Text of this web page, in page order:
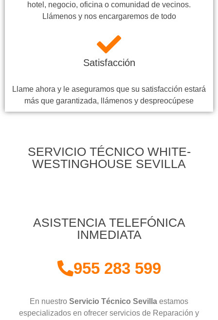
hotel, negocio, oficina o comunidad de vecinos.
Llámenos y nos encargaremos de todo
Satisfacción
Llame ahora y le aseguramos que su satisfacción estará
más que garantizada, llámenos y despreocúpese
SERVICIO TÉCNICO WHITE-
WESTINGHOUSE SEVILLA
ASISTENCIA TELEFÓNICA
INMEDIATA
955 283 599
En nuestro Servicio Técnico Sevilla estamos
especializados en ofrecer servicios de Reparación y